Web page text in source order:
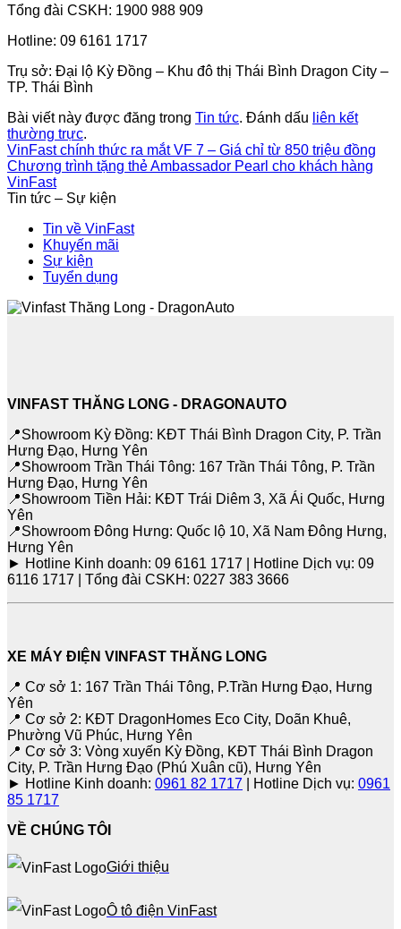
Tổng đài CSKH: 1900 988 909
Hotline: 09 6161 1717
Trụ sở: Đại lộ Kỳ Đồng – Khu đô thị Thái Bình Dragon City –
TP. Thái Bình
Bài viết này được đăng trong Tin tức. Đánh dấu liên kết
thường trực.
VinFast chính thức ra mắt VF 7 – Giá chỉ từ 850 triệu đồng
Chương trình tặng thẻ Ambassador Pearl cho khách hàng
VinFast
Tin tức – Sự kiện
Tin về VinFast
Khuyến mãi
Sự kiện
Tuyển dụng
VINFAST THĂNG LONG - DRAGONAUTO
📍Showroom Kỳ Đồng: KĐT Thái Bình Dragon City, P. Trần
Hưng Đạo, Hưng Yên
📍Showroom Trần Thái Tông: 167 Trần Thái Tông, P. Trần
Hưng Đạo, Hưng Yên
📍Showroom Tiền Hải: KĐT Trái Diêm 3, Xã Ái Quốc, Hưng
Yên
📍Showroom Đông Hưng: Quốc lộ 10, Xã Nam Đông Hưng,
Hưng Yên
► Hotline Kinh doanh: 09 6161 1717 | Hotline Dịch vụ: 09
6116 1717 | Tổng đài CSKH: 0227 383 3666
XE MÁY ĐIỆN VINFAST THĂNG LONG
📍 Cơ sở 1: 167 Trần Thái Tông, P.Trần Hưng Đạo, Hưng
Yên
📍 Cơ sở 2: KĐT DragonHomes Eco City, Doãn Khuê,
Phường Vũ Phúc, Hưng Yên
📍 Cơ sở 3: Vòng xuyến Kỳ Đồng, KĐT Thái Bình Dragon
City, P. Trần Hưng Đạo (Phú Xuân cũ), Hưng Yên
► Hotline Kinh doanh: 0961 82 1717 | Hotline Dịch vụ: 0961
85 1717
VỀ CHÚNG TÔI
Giới thiệu
Ô tô điện VinFast